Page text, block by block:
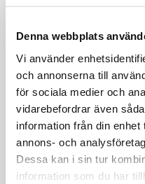
Denna webbplats
Vi använder
och annonserna till
för sociala medier och
vidarebefordrar även
information från din
annons- och
Dessa kan i sin tur
information som du har
utöver det vanliga!